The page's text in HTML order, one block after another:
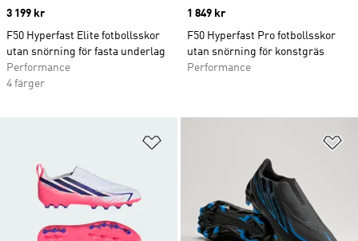
Price
3 199 kr
F50 Hyperfast Elite fotbollsskor
utan snörning för fasta underlag
Performance
4 färger
Price
1 849 kr
F50 Hyperfast Pro fotbollsskor
utan snörning för konstgräs
Performance